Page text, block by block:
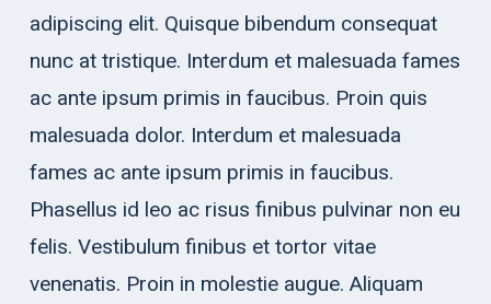
adipiscing elit. Quisque bibendum consequat
nunc at tristique. Interdum et malesuada fames
ac ante ipsum primis in faucibus. Proin quis
malesuada dolor. Interdum et malesuada
fames ac ante ipsum primis in faucibus.
Phasellus id leo ac risus finibus pulvinar non eu
felis. Vestibulum finibus et tortor vitae
venenatis. Proin in molestie augue. Aliquam